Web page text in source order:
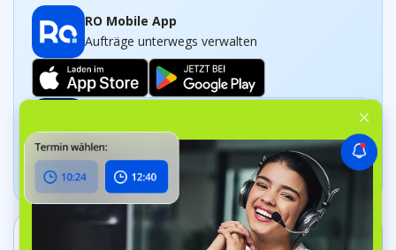
RO Mobile App
Aufträge unterwegs verwalten
Unternehmen in Echtzeit verfolgen